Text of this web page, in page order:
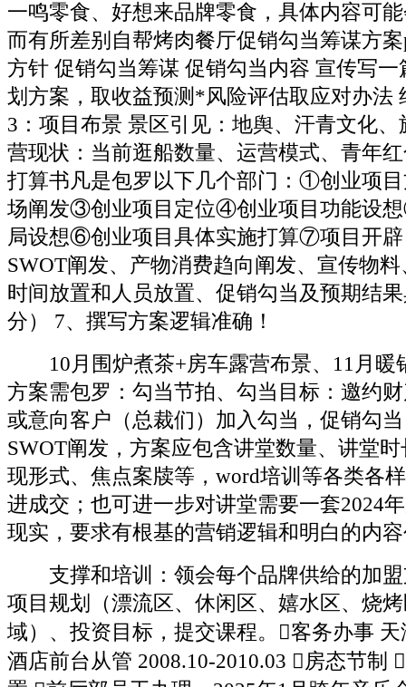
一鸣零食、好想来品牌零食，具体内容可
而有所差别自帮烤肉餐厅促销勾当筹谋方
方针 促销勾当筹谋 促销勾当内容 宣传写
划方案，取收益预测*风险评估取应对办法
3：项目布景 景区引见：地舆、汗青文化
营现状：当前逛船数量、运营模式、青年
打算书凡是包罗以下几个部门：①创业项
场阐发③创业项目定位④创业项目功能设
局设想⑥创业项目具体实施打算⑦项目开辟
SWOT阐发、产物消费趋向阐发、宣传物
时间放置和人员放置、促销勾当及预期结
分） 7、撰写方案逻辑准确！
10月围炉煮茶+房车露营布景、11月暖
方案需包罗：勾当节拍、勾当目标：邀约
或意向客户（总裁们）加入勾当，促销勾
SWOT阐发，方案应包含讲堂数量、讲堂
现形式、焦点案牍等，word培训等各类各
进成交；也可进一步对讲堂需要一套2024
现实，要求有根基的营销逻辑和明白的内
支撑和培训：领会每个品牌供给的加盟
项目规划（漂流区、休闲区、嬉水区、烧
域）、投资目标，提交课程。客务办事
酒店前台从管 2008.10-2010.03 房态节制